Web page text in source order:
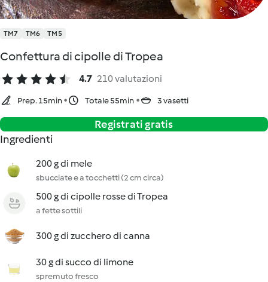
TM7 TM6 TM5
Confettura di cipolle di Tropea
4.7 210 valutazioni
Prep. 15min Totale 55min 3 vasetti
Registrati gratis
Ingredienti
200 g di mele
sbucciate e a tocchetti (2 cm circa)
500 g di cipolle rosse di Tropea
a fette sottili
300 g di zucchero di canna
30 g di succo di limone
spremuto fresco